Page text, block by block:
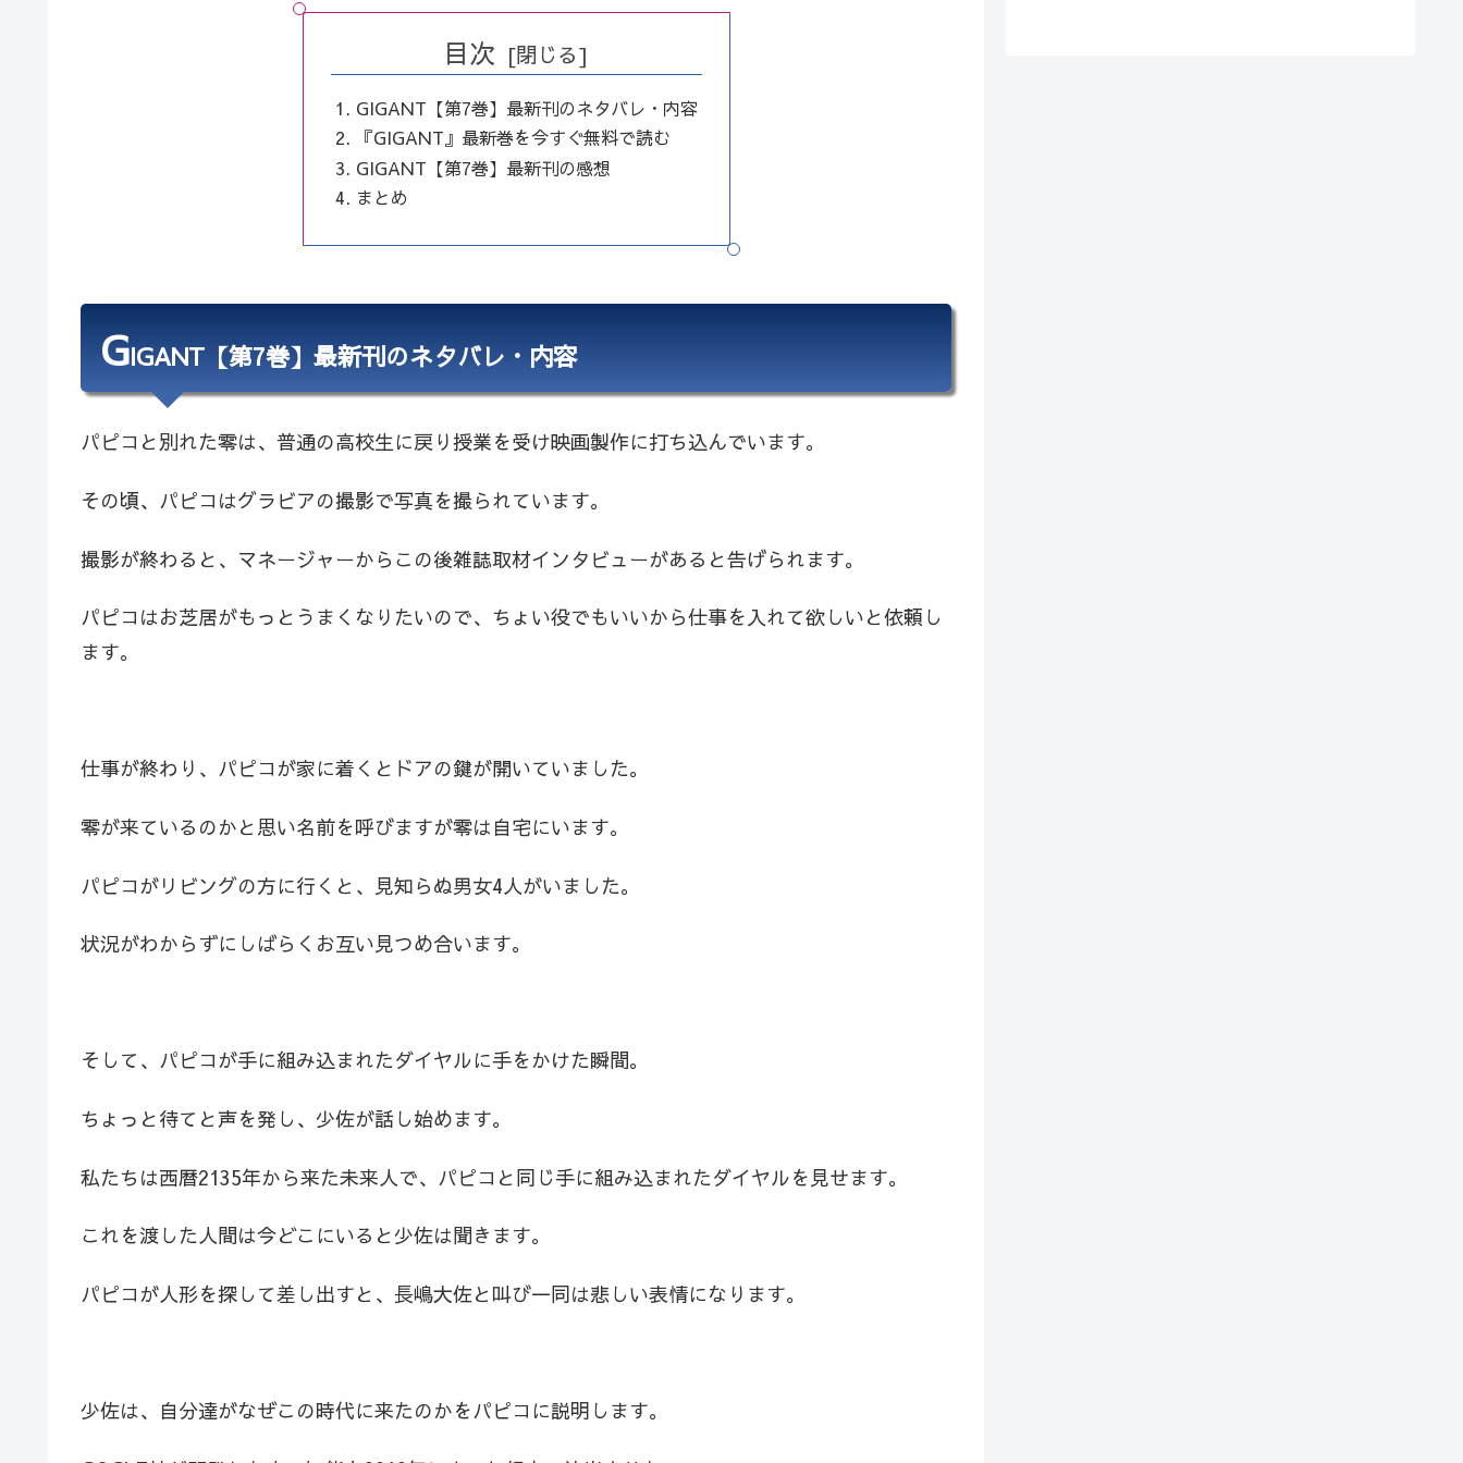
目次
GIGANT【第7巻】最新刊のネタバレ・内容
『GIGANT』最新巻を今すぐ無料で読む
GIGANT【第7巻】最新刊の感想
まとめ
GIGANT【第7巻】最新刊のネタバレ・内容
パピコと別れた零は、普通の高校生に戻り授業を受け映画製作に打ち込んでいます。
その頃、パピコはグラビアの撮影で写真を撮られています。
撮影が終わると、マネージャーからこの後雑誌取材インタビューがあると告げられます。
パピコはお芝居がもっとうまくなりたいので、ちょい役でもいいから仕事を入れて欲しいと依頼し
ます。
仕事が終わり、パピコが家に着くとドアの鍵が開いていました。
零が来ているのかと思い名前を呼びますが零は自宅にいます。
パピコがリビングの方に行くと、見知らぬ男女4人がいました。
状況がわからずにしばらくお互い見つめ合います。
そして、パピコが手に組み込まれたダイヤルに手をかけた瞬間。
ちょっと待てと声を発し、少佐が話し始めます。
私たちは西暦2135年から来た未来人で、パピコと同じ手に組み込まれたダイヤルを見せます。
これを渡した人間は今どこにいると少佐は聞きます。
パピコが人形を探して差し出すと、長嶋大佐と叫び一同は悲しい表情になります。
少佐は、自分達がなぜこの時代に来たのかをパピコに説明します。